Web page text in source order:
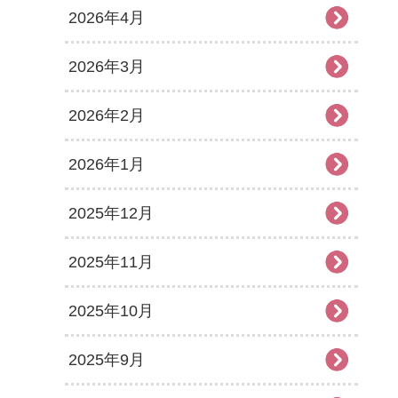
2026年4月
2026年3月
2026年2月
2026年1月
2025年12月
2025年11月
2025年10月
2025年9月